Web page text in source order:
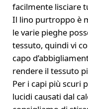
facilmente lisciare
Il lino purtroppo è
le varie pieghe
tessuto, quindi vi
capo
rendere il tessuto
Per i capi più scuri
lucidi causati dal